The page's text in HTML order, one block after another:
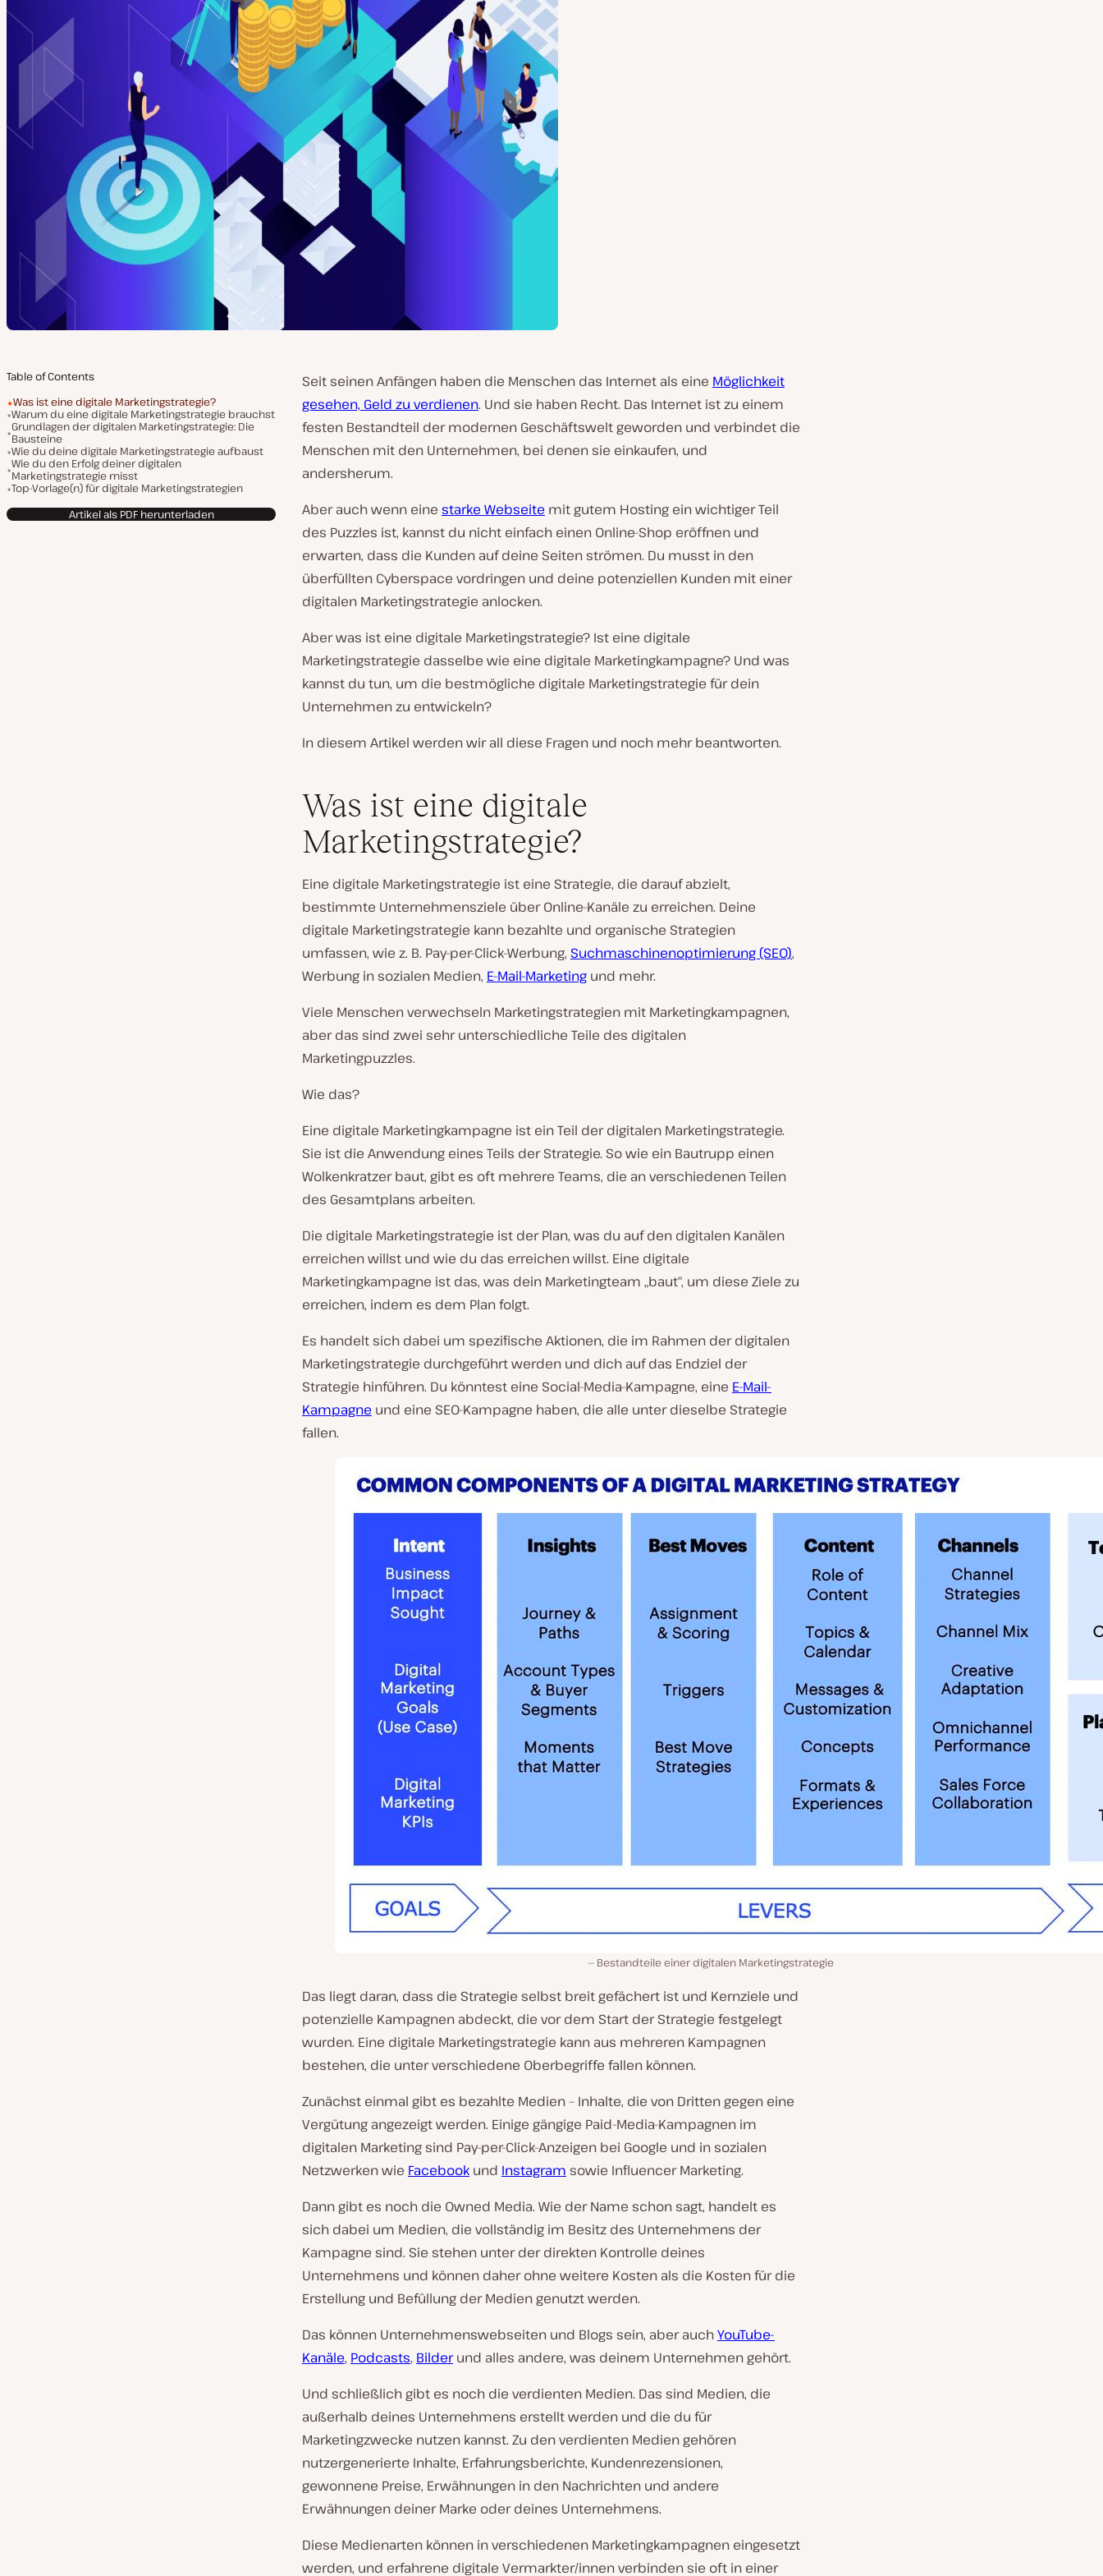
Table of Contents
Was ist eine digitale Marketingstrategie?
Warum du eine digitale Marketingstrategie brauchst
Grundlagen der digitalen Marketingstrategie: Die
Bausteine
Wie du deine digitale Marketingstrategie aufbaust
Wie du den Erfolg deiner digitalen
Marketingstrategie misst
Top-Vorlage(n) für digitale Marketingstrategien
Artikel als PDF herunterladen
Seit seinen Anfängen haben die Menschen das Internet als eine Möglichkeit
gesehen, Geld zu verdienen. Und sie haben Recht. Das Internet ist zu einem
festen Bestandteil der modernen Geschäftswelt geworden und verbindet die
Menschen mit den Unternehmen, bei denen sie einkaufen, und
andersherum.
Aber auch wenn eine starke Webseite mit gutem Hosting ein wichtiger Teil
des Puzzles ist, kannst du nicht einfach einen Online-Shop eröffnen und
erwarten, dass die Kunden auf deine Seiten strömen. Du musst in den
überfüllten Cyberspace vordringen und deine potenziellen Kunden mit einer
digitalen Marketingstrategie anlocken.
Aber was ist eine digitale Marketingstrategie? Ist eine digitale
Marketingstrategie dasselbe wie eine digitale Marketingkampagne? Und was
kannst du tun, um die bestmögliche digitale Marketingstrategie für dein
Unternehmen zu entwickeln?
In diesem Artikel werden wir all diese Fragen und noch mehr beantworten.
Was ist eine digitale
Marketingstrategie?
Eine digitale Marketingstrategie ist eine Strategie, die darauf abzielt,
bestimmte Unternehmensziele über Online-Kanäle zu erreichen. Deine
digitale Marketingstrategie kann bezahlte und organische Strategien
umfassen, wie z. B. Pay-per-Click-Werbung, Suchmaschinenoptimierung (SEO),
Werbung in sozialen Medien, E-Mail-Marketing und mehr.
Viele Menschen verwechseln Marketingstrategien mit Marketingkampagnen,
aber das sind zwei sehr unterschiedliche Teile des digitalen
Marketingpuzzles.
Wie das?
Eine digitale Marketingkampagne ist ein Teil der digitalen Marketingstrategie.
Sie ist die Anwendung eines Teils der Strategie. So wie ein Bautrupp einen
Wolkenkratzer baut, gibt es oft mehrere Teams, die an verschiedenen Teilen
des Gesamtplans arbeiten.
Die digitale Marketingstrategie ist der Plan, was du auf den digitalen Kanälen
erreichen willst und wie du das erreichen willst. Eine digitale
Marketingkampagne ist das, was dein Marketingteam „baut“, um diese Ziele zu
erreichen, indem es dem Plan folgt.
Es handelt sich dabei um spezifische Aktionen, die im Rahmen der digitalen
Marketingstrategie durchgeführt werden und dich auf das Endziel der
Strategie hinführen. Du könntest eine Social-Media-Kampagne, eine E-Mail-
Kampagne und eine SEO-Kampagne haben, die alle unter dieselbe Strategie
fallen.
Bestandteile einer digitalen Marketingstrategie
Das liegt daran, dass die Strategie selbst breit gefächert ist und Kernziele und
potenzielle Kampagnen abdeckt, die vor dem Start der Strategie festgelegt
wurden. Eine digitale Marketingstrategie kann aus mehreren Kampagnen
bestehen, die unter verschiedene Oberbegriffe fallen können.
Zunächst einmal gibt es bezahlte Medien – Inhalte, die von Dritten gegen eine
Vergütung angezeigt werden. Einige gängige Paid-Media-Kampagnen im
digitalen Marketing sind Pay-per-Click-Anzeigen bei Google und in sozialen
Netzwerken wie Facebook und Instagram sowie Influencer Marketing.
Dann gibt es noch die Owned Media. Wie der Name schon sagt, handelt es
sich dabei um Medien, die vollständig im Besitz des Unternehmens der
Kampagne sind. Sie stehen unter der direkten Kontrolle deines
Unternehmens und können daher ohne weitere Kosten als die Kosten für die
Erstellung und Befüllung der Medien genutzt werden.
Das können Unternehmenswebseiten und Blogs sein, aber auchYouTube-
Kanäle, Podcasts, Bilderund alles andere, was deinem Unternehmen gehört.
Und schließlich gibt es noch die verdienten Medien. Das sind Medien, die
außerhalb deines Unternehmens erstellt werden und die du für
Marketingzwecke nutzen kannst. Zu den verdienten Medien gehören
nutzergenerierte Inhalte, Erfahrungsberichte, Kundenrezensionen,
gewonnene Preise, Erwähnungen in den Nachrichten und andere
Erwähnungen deiner Marke oder deines Unternehmens.
Diese Medienarten können in verschiedenen Marketingkampagnen eingesetzt
werden, und erfahrene digitale Vermarkter/innen verbinden sie oft in einer